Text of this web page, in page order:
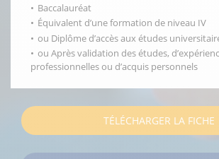
Baccalauréat
Équivalent d’une formation de niveau IV
ou Diplôme d’accès aux études
ou Après validation des études,
professionnelles ou d’acquis personnels
TÉLÉCHARGER LA FICHE